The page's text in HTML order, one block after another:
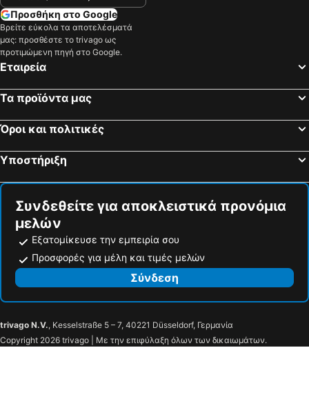
sHome Hotel Graz
Ferienalm
NOVAPARK Flugzeughotel Graz
Amedia Express Graz Airport, Trademark Collection by Wyndham
Hotel Rössl-Dependance Neue Post
B&B Hotel Graz-Hbf
JUFA Hotel Pöllau
I AM HOTEL Leoben
Der Stockinger
Zur Steirerstub'n
Hotel Ausseerland
Greenrooms
LebensART
Almidylle Sabathy
Προσθήκη στο Google
Βρείτε εύκολα τα αποτελέσματά
μας: προσθέστε το trivago ως
προτιμώμενη πηγή στο Google.
Εταιρεία
Τα προϊόντα μας
Όροι και πολιτικές
Υποστήριξη
Συνδεθείτε για αποκλειστικά προνόμια
μελών
Εξατομίκευσε την εμπειρία σου
Προσφορές για μέλη και τιμές μελών
Σύνδεση
trivago N.V., Kesselstraße 5 – 7, 40221 Düsseldorf, Γερμανία
Copyright 2026 trivago | Με την επιφύλαξη όλων των δικαιωμάτων.